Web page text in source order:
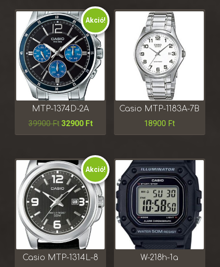
Akció!
MTP-1374D-2A
39900Ft 32900 Ft
Casio MTP-1183A-7B
18900 Ft
Akció!
Casio MTP-1314L-8 W-218h-1a